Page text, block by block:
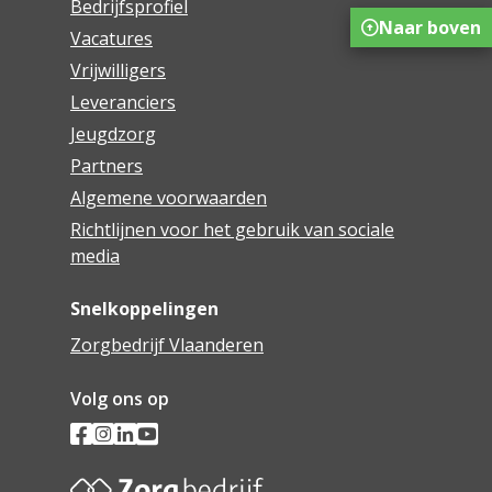
Bedrijfsprofiel
Vacatures
Vrijwilligers
Leveranciers
Jeugdzorg
Partners
Algemene voorwaarden
Richtlijnen voor het gebruik van sociale
media
Snelkoppelingen
Zorgbedrijf Vlaanderen
Volg ons op
Naar boven